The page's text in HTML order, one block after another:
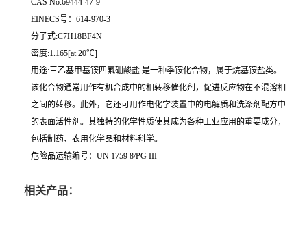
CAS No:69444-47-9
EINECS号：614-970-3
分子式:C7H18BF4N
密度:1.165[at 20℃]
用途:三乙基甲基铵四氟硼酸盐 是一种季铵化合物，属于烷基铵盐类。
该化合物通常用作有机合成中的相转移催化剂，促进反应物在不混溶相
之间的转移。此外，它还可用作电化学装置中的电解质和洗涤剂配方中
的表面活性剂。其独特的化学性质使其成为各种工业应用的重要成分，
包括制药、农用化学品和材料科学。
危险品运输编号：UN 1759 8/PG III
相关产品：